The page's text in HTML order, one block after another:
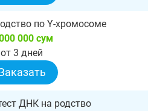
по Y-хромосоме
000 сум
от 3 дней
ДНК на родство